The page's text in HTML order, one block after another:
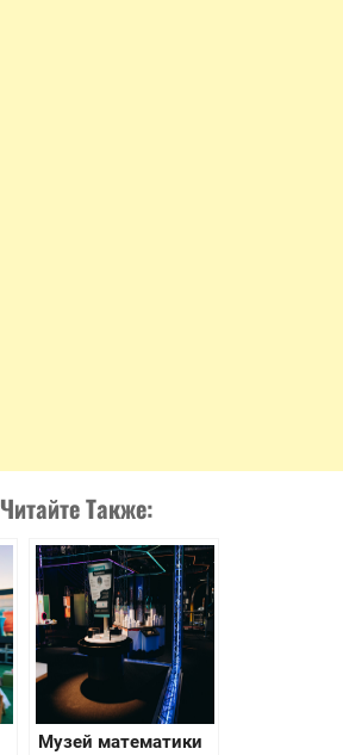
Читайте Также:
Музей математики